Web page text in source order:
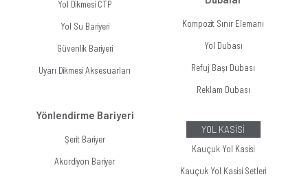
Yol Dikmesi CTP
Yol Su Bariyeri
Güvenlik Bariyeri
Uyarı Dikmesi Aksesuarları
Yönlendirme Bariyeri
Şerit Bariyer
Akordiyon Bariyer
Kompozit Sınır Elemanı
Yol Dubası
Refuj Başı Dubası
Reklam Dubası
YOL KASİSİ
Kauçuk Yol Kasisi
Kauçuk Yol Kasisi Setleri